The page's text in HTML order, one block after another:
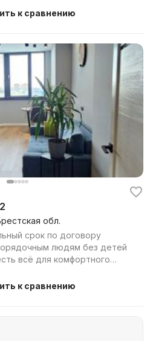
к сравнению
обл.
срок по договору
людям без детей
всё для комфортного
к сравнению